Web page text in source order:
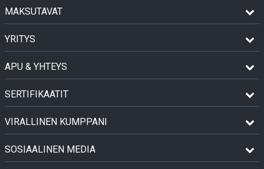
MAKSUTAVAT
YRITYS
APU & YHTEYS
SERTIFIKAATIT
VIRALLINEN KUMPPANI
SOSIAALINEN MEDIA